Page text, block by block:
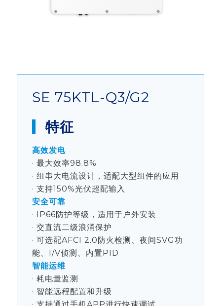
SE 75KTL-Q3/G2
特征
高效发电
· 最大效率98.8%
· 组串大电流设计，适配大型组件的应用
· 支持150%光伏超配输入
安全可靠
· IP66防护等级，适用于户外安装
· 交直流二级浪涌保护
· 可选配AFCI 2.0防火检测、夜间SVG功
能、I/V侦测、内置PID
智能运维
· 耗电量监测
· 智能远程配置和升级